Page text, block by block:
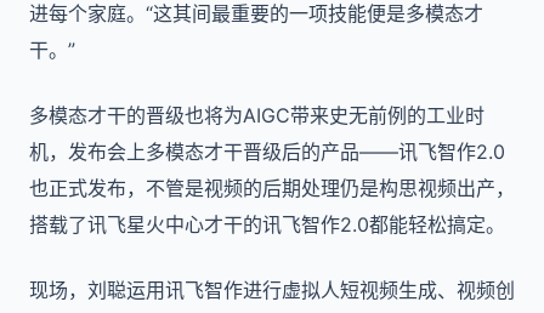
进每个家庭。“这其间最重要的一项技能便是多模态才
干。”
多模态才干的晋级也将为AIGC带来史无前例的工业时
机，发布会上多模态才干晋级后的产品——讯飞智作2.0
也正式发布，不管是视频的后期处理仍是构思视频出产，
搭载了讯飞星火中心才干的讯飞智作2.0都能轻松搞定。
现场，刘聪运用讯飞智作进行虚拟人短视频生成、视频创